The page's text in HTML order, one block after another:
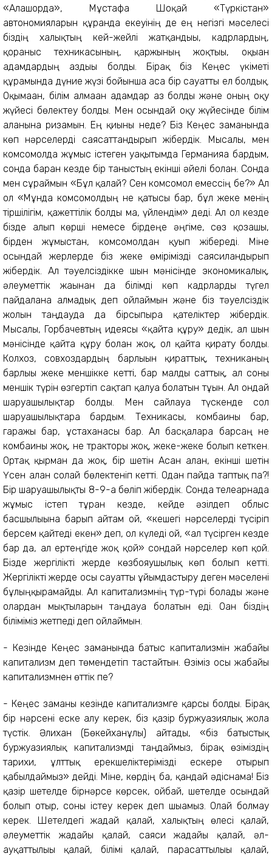
«Алашорда», Мұстафа Шоқай «Түркістан»
автономияларын құрғанда екеуінің де ең негізгі мәселесі
біздің халықтың кей-жейлі жатқандығы, кадрлардың,
қорғаныс техникасының, қаржының жоқтығы, оқыған
адамдардың аздығы болды. Бірақ біз Кеңес үкіметі
құрамында дүние жүзі бойынша аса бір сауатты ел болдық.
Оқымаған, білім алмаған адамдар аз болды және оның оқу
жүйесі бөлектеу болды. Мен осындай оқу жүйесінде білім
алғанына ризамын. Ең қиыны неде? Біз Кеңес заманында
көп нәрселерді саясаттандырып жібердік. Мысалы, мен
комсомолда жұмыс істеген уақытымда Германияға бардым,
сонда барған кезде бір таныстың екінші әйелі болған. Сонда
мен сұраймын «Бұл қалай? Сен комсомол емессің бе?» Ал
ол «Мұнда комсомолдың не қатысы бар, бұл жеке менің
тіршілігім, қажеттілік болды ма, үйлендім» деді. Ал ол кезде
бізде алып көрші немесе бірдеңе әңгіме, сөз қозғашы,
бірден жұмыстан, комсомолдан қуып жібереді. Міне
осындай жерлерде біз жеке өмірімізді саясиландырып
жібердік. Ал тәуелсіздікке шын мәнісінде экономикалық,
әлеуметтік жағынан да білімді көп кадрларды түгел
пайдалана алмадық деп ойлаймын және біз тәуелсіздік
жолын таңдауда да бірсыпыра қателіктер жібердік.
Мысалы, Горбачевтың идеясы «қайта құру» дедік, ал шын
мәнісінде қайта құру болған жоқ, ол қайта қирату болды.
Колхоз, совхоздардың барлығын қираттық, техниканың
барлығы жеке меншікке кетті, бар малды саттық, ал соны
меншік түрін өзгертіп сақтап қалуға болатын тұғын. Ал ондай
шаруашылықтар болды. Мен сайлауға түскенде сол
шаруашылықтарға бардым. Техникасы, комбаины бар,
гаражы бар, ұстаханасы бар. Ал басқаларға барсаң не
комбаины жоқ, не тракторы жоқ, жеке-жеке болып кеткен.
Ортақ қырман да жоқ, бір шетін Асан алған, екінші шетін
Үсен алған солай бөлектеніп кетті. Одан пайда таптық па?!
Бір шаруашылықты 8-9-ға бөліп жібердік. Сонда телеарнада
жұмыс істеп тұрған кезде, кейде әзілдеп облыс
басшылығына барып айтам ғой, «кешегі нәрселерді түсіріп
берсем қайтеді екен» деп, ол күледі ғой, «ал түсірген кезде
бар да, ал ертеңгіде жоқ қой» сондай нәрселер көп қой.
Бізде жергілікті жерде көзбояушылық көп болып кетті.
Жергілікті жерде осы сауатты ұйымдастыру деген мәселені
бұлыңқырамайды. Ал капитализмнің түр-түрі болады және
олардан мықтыларын таңдауға болатын еді. Оған біздің
біліміміз жетпеді деп ойлаймын.
- Кезінде Кеңес заманында батыс капитализмін жабайы
капитализм деп төмендетіп тастайтын. Өзіміз осы жабайы
капитализмнен өттік пе?
- Кеңес заманы кезінде капитализмге қарсы болды. Бірақ
бір нәрсені еске алу керек, біз қазір буржуазиялық жолға
түстік. Әлихан (Бөкейханұлы) айтады, «біз батыстық
буржуазиялық капитализмді таңдаймыз, бірақ өзіміздің
тарихи, ұлттық ерекшеліктерімізді ескере отырып
қабылдаймыз» дейді. Міне, көрдің ба, қандай әдіснама! Біз
қазір шетелде бірнәрсе көрсек, ойбай, шетелде осындай
болып отыр, соны істеу керек деп шығамыз. Олай болмау
керек. Шетелдегі жағдай қалай, халықтың өлесі қалай,
әлеуметтік жағдайы қалай, саяси жағдайы қалай, әл-
ауқаттылығы қалай, білімі қалай, парасаттылығы қалай,